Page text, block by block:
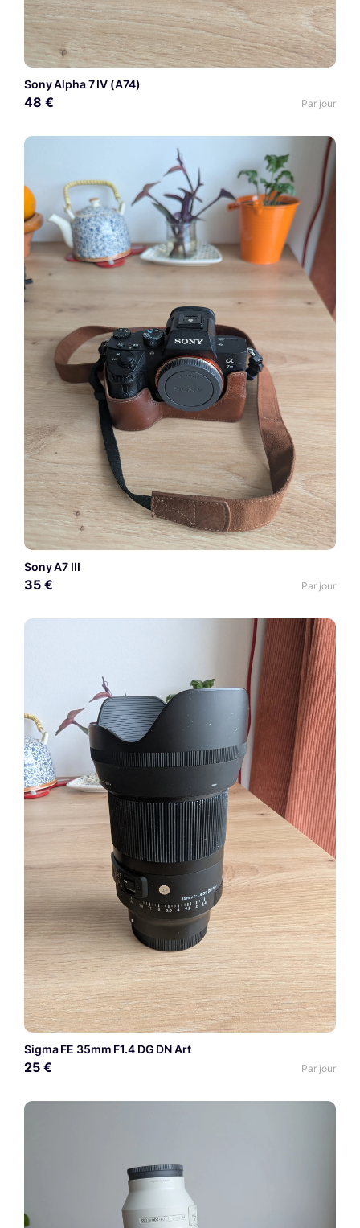
Sony Alpha 7 IV (A74)
48 € Par jour
Sony A7 III
35 € Par jour
Sigma FE 35mm F1.4 DG DN Art
25 € Par jour